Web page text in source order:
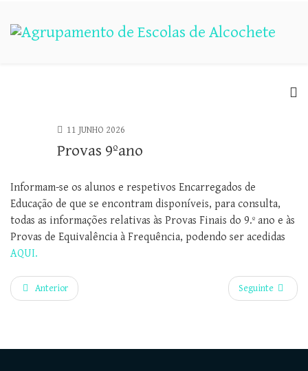
11 JUNHO 2026
Provas 9ºano
Informam-se os alunos e respetivos Encarregados de
Educação de que se encontram disponíveis, para consulta,
todas as informações relativas às Provas Finais do 9.º ano e às
Provas de Equivalência à Frequência, podendo ser acedidas
AQUI.
Anterior Seguinte